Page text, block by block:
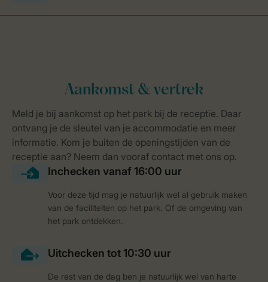
Voor deze tijd mag je natuurlijk wel al gebruik maken
van de faciliteiten op het park. Of de omgeving van
het park ontdekken.
De rest van de dag ben je natuurlijk wel van harte